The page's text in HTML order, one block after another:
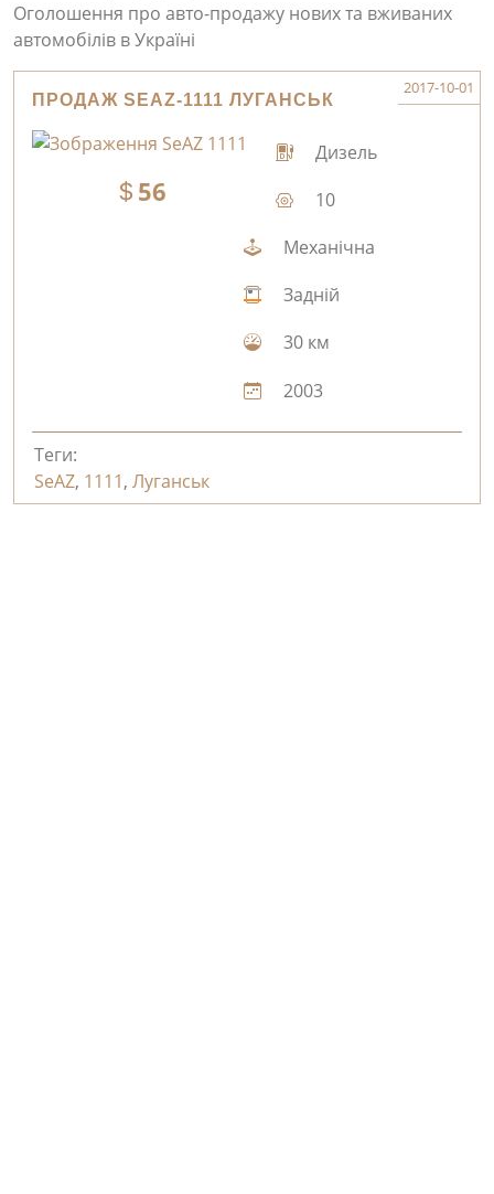
Оголошення про авто-продажу нових та вживаних
автомобілів в Україні
ПРОДАЖ SEAZ-1111 ЛУГАНСЬК
2017-10-01
56
Дизель
10
Механічна
Задній
30 км
2003
Теги:
SeAZ, 1111, Луганськ